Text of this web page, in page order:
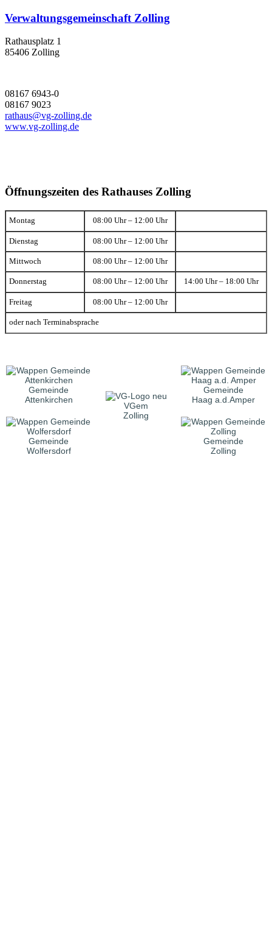
Verwaltungsgemeinschaft Zolling
Rathausplatz 1
85406 Zolling
08167 6943-0
08167 9023
rathaus@vg-zolling.de
www.vg-zolling.de
Öffnungszeiten des Rathauses Zolling
Montag 08:00 Uhr – 12:00 Uhr
Dienstag 08:00 Uhr – 12:00 Uhr
Mittwoch 08:00 Uhr – 12:00 Uhr
Donnerstag 08:00 Uhr – 12:00 Uhr 14:00 Uhr – 18:00 Uhr
Freitag 08:00 Uhr – 12:00 Uhr
oder nach Terminabsprache
Gemeinde
Attenkirchen
VGem
Zolling
Gemeinde
Haag a.d.Amper
Gemeinde
Wolfersdorf
Gemeinde
Zolling